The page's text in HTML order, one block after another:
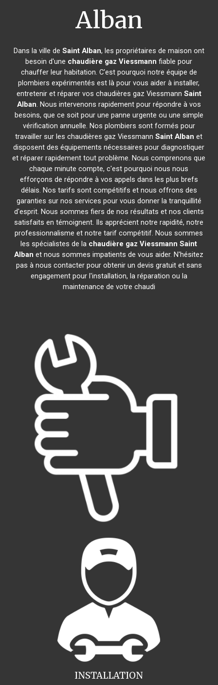
Alban
Dans la ville de Saint Alban, les propriétaires de maison ont
besoin d'une chaudière gaz Viessmann fiable pour
chauffer leur habitation. C'est pourquoi notre équipe de
plombiers expérimentés est là pour vous aider à installer,
entretenir et réparer vos chaudières gaz Viessmann Saint
Alban. Nous intervenons rapidement pour répondre à vos
besoins, que ce soit pour une panne urgente ou une simple
vérification annuelle. Nos plombiers sont formés pour
travailler sur les chaudières gaz ViessmannSaint Alban et
disposent des équipements nécessaires pour diagnostiquer
et réparer rapidement tout problème. Nous comprenons que
chaque minute compte, c'est pourquoi nous nous
efforçons de répondre à vos appels dans les plus brefs
délais. Nos tarifs sont compétitifs et nous offrons des
garanties sur nos services pour vous donner la tranquillité
d'esprit. Nous sommes fiers de nos résultats et nos clients
satisfaits en témoignent. Ils apprécient notre rapidité, notre
professionnalisme et notre tarif compétitif. Nous sommes
les spécialistes de la chaudière gaz Viessmann Saint
Alban et nous sommes impatients de vous aider. N'hésitez
pas à nous contacter pour obtenir un devis gratuit et sans
engagement pour l'installation, la réparation ou la
maintenance de votre chaudi
INSTALLATION